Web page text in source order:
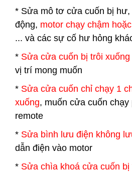
* Sửa mô tơ cửa cuốn bị hư,
động, motor chạy chậm
... và các sự cố hư hỏng
* Sửa cửa cuốn bị trôi xuống
vị trí mong muốn
* Sửa cửa cuốn chỉ chạy 1
xuống, muốn cửa cuốn
remote
* Sửa bình lưu điện không
dẫn điện vào motor
* Sửa chìa khoá cửa cuốn